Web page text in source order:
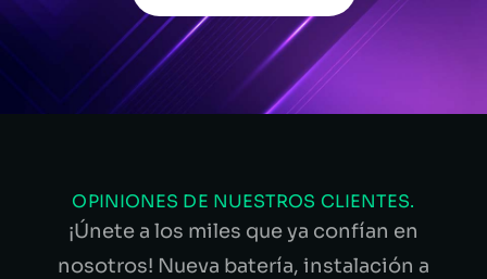
OPINIONES DE NUESTROS CLIENTES.
¡Únete a los miles que ya confían en
nosotros! Nueva batería, instalación a